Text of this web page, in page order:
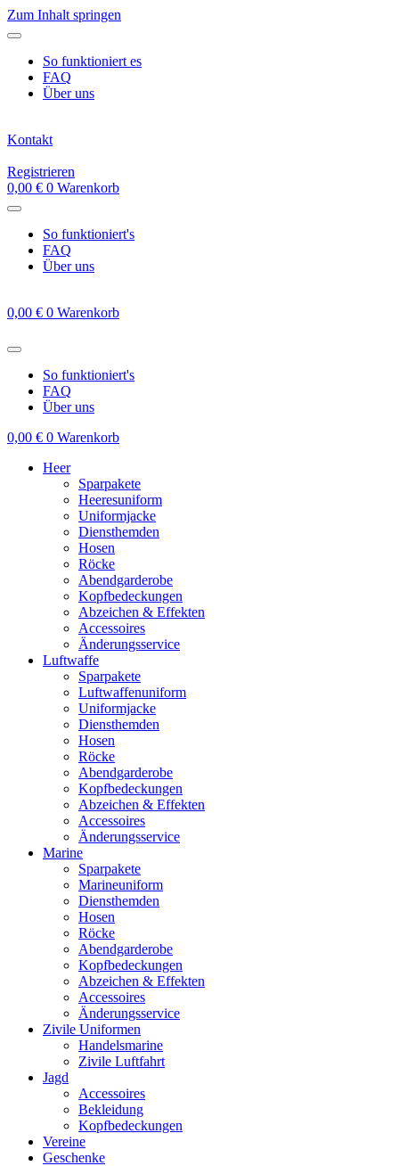
Zum Inhalt springen
So funktioniert es
FAQ
Über uns
Kontakt
Registrieren
0,00 € 0 Warenkorb
So funktioniert's
FAQ
Über uns
0,00 € 0 Warenkorb
So funktioniert's
FAQ
Über uns
0,00 € 0 Warenkorb
Heer
Sparpakete
Heeresuniform
Uniformjacke
Diensthemden
Hosen
Röcke
Abendgarderobe
Kopfbedeckungen
Abzeichen & Effekten
Accessoires
Änderungsservice
Luftwaffe
Sparpakete
Luftwaffenuniform
Uniformjacke
Diensthemden
Hosen
Röcke
Abendgarderobe
Kopfbedeckungen
Abzeichen & Effekten
Accessoires
Änderungsservice
Marine
Sparpakete
Marineuniform
Diensthemden
Hosen
Röcke
Abendgarderobe
Kopfbedeckungen
Abzeichen & Effekten
Accessoires
Änderungsservice
Zivile Uniformen
Handelsmarine
Zivile Luftfahrt
Jagd
Accessoires
Bekleidung
Kopfbedeckungen
Vereine
Geschenke